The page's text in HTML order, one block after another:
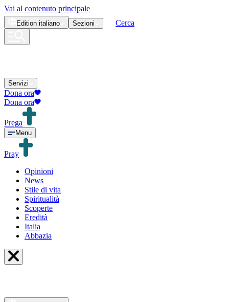
Vai al contenuto principale
Edition italiano Sezioni Cerca
Servizi
Dona ora
Dona ora
Prega
Menu
Pray
Opinioni
News
Stile di vita
Spiritualità
Scoperte
Eredità
Italia
Abbazia